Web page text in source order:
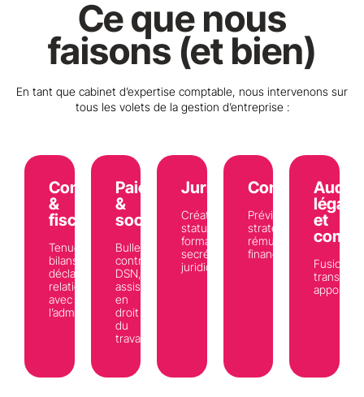
Ce que nous
faisons (et bien)
En tant que cabinet d’expertise comptable, nous intervenons sur
tous les volets de la gestion d’entreprise :
Comptabilité
&
fiscalité
Tenue,
bilans,
déclarations,
relation
avec
l’administration
Paie
&
social
Bulletins,
contrats,
DSN,
assistance
en
droit
du
travail
Juridique
Création,
statuts,
formalités,
secrétariat
juridique
Conseil
Prévisionnel,
stratégie,
rémunération,
financement
Audit
légal
et
Fusion,
apports